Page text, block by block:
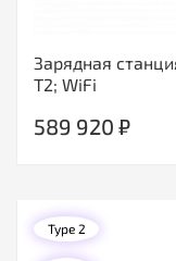
Зарядная
T2; WiFi
589 920 ₽
Type 2